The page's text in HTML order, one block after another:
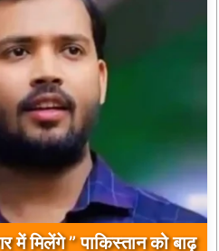
में मिलेंगे ” पाकिस्तान को बाढ़